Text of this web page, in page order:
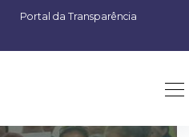
Portal da Transparência